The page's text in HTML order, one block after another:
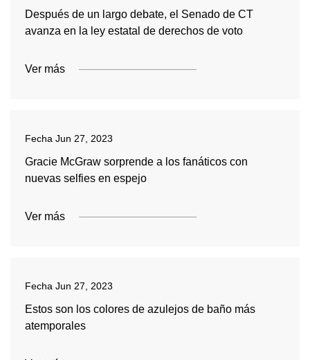
Después de un largo debate, el Senado de CT
avanza en la ley estatal de derechos de voto
Ver más
Fecha Jun 27, 2023
Gracie McGraw sorprende a los fanáticos con
nuevas selfies en espejo
Ver más
Fecha Jun 27, 2023
Estos son los colores de azulejos de baño más
atemporales